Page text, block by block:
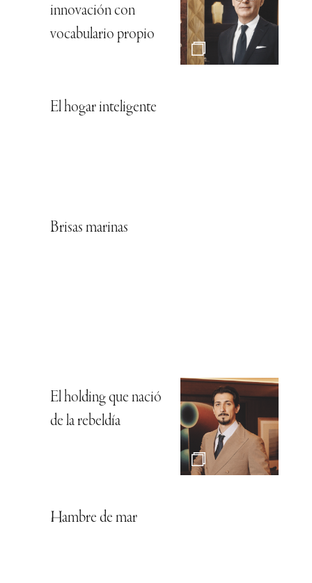
innovación con
vocabulario propio
El hogar inteligente
Brisas marinas
El holding que nació
de la rebeldía
Hambre de mar